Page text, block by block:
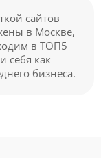
сайтов
в Москве,
в ТОП5
себя как
бизнеса.